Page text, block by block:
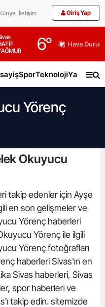
İletişim Giriş Yap
6° Hava
SporTeknolojiYaşam
Yörenç
Okuyucu
takip edenler için Ayşe
en son gelişmeler ve
Yörenç haberleri
Yörenç ile ilgili
Yörenç fotoğrafları
haberleri Sivas'ın en
Sivas haberleri, Sivas
spor haberleri ve
takip edin. sitemizde